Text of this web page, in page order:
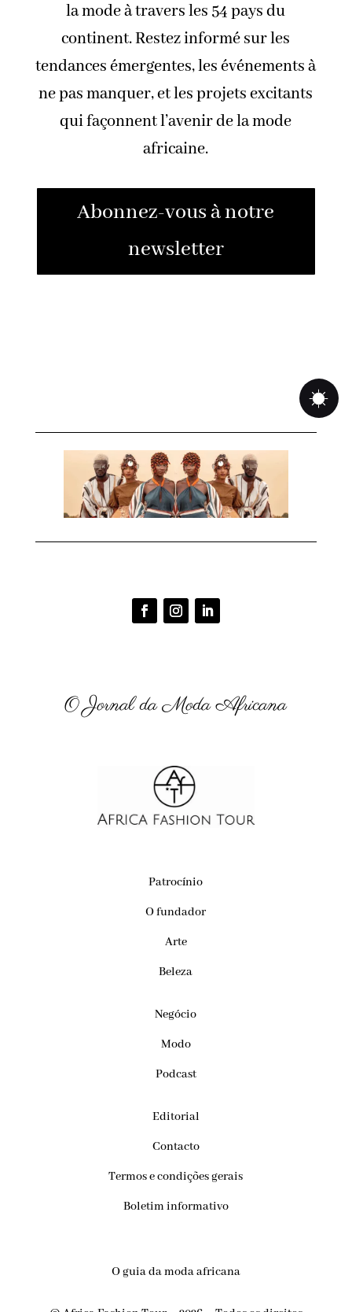
la mode à travers les 54 pays du
continent. Restez informé sur les
tendances émergentes, les événements à
ne pas manquer, et les projets excitants
qui façonnent l’avenir de la mode
africaine.
Abonnez-vous à notre
newsletter
O Jornal da Moda Africana
Patrocínio
O fundador
Arte
Beleza
Negócio
Modo
Podcast
Editorial
Contacto
Termos e condições gerais
Boletim informativo
O guia da moda africana